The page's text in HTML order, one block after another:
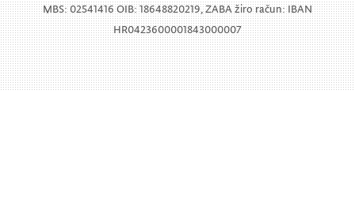
MBS: 02541416 OIB: 18648820219, ZABA žiro račun: IBAN
HR0423600001843000007